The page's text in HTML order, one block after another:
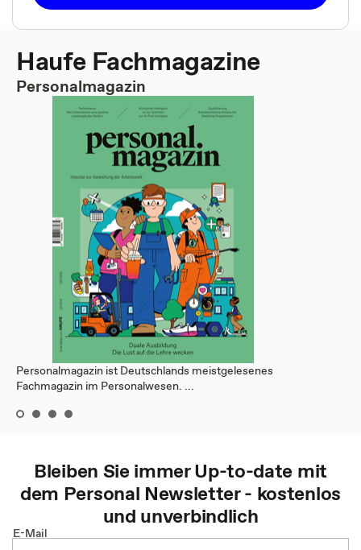
Haufe Fachmagazine
Personalmagazin
Personalmagazin ist Deutschlands meistgelesenes
Fachmagazin im Personalwesen. ...
Bleiben Sie immer Up-to-date mit
dem Personal Newsletter - kostenlos
und unverbindlich
E-Mail